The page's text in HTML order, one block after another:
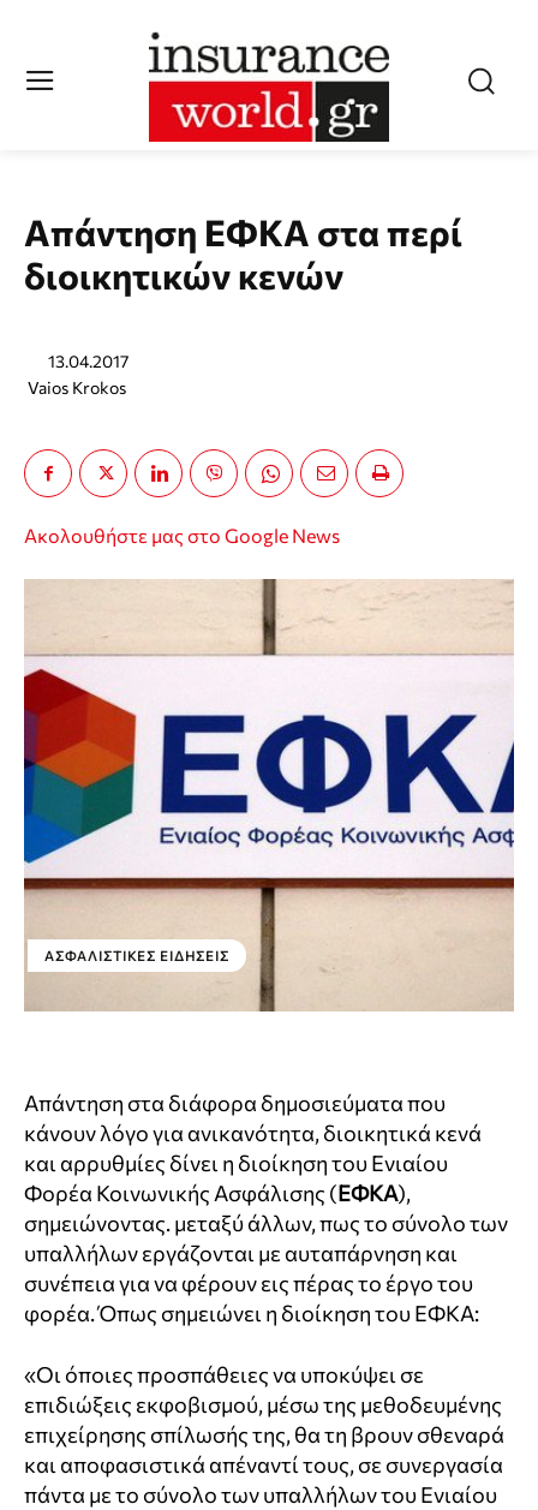
Απάντηση ΕΦΚΑ στα περί
διοικητικών κενών
13.04.2017
Vaios Krokos
Ακολουθήστε μας στο Google News
ΑΣΦΑΛΙΣΤΙΚΕΣ ΕΙΔΗΣΕΙΣ
Απάντηση στα διάφορα δημοσιεύματα που
κάνουν λόγο για ανικανότητα, διοικητικά κενά
και αρρυθμίες δίνει η διοίκηση του Ενιαίου
Φορέα Κοινωνικής Ασφάλισης (ΕΦΚΑ),
σημειώνοντας. μεταξύ άλλων, πως το σύνολο των
υπαλλήλων εργάζονται με αυταπάρνηση και
συνέπεια για να φέρουν εις πέρας το έργο του
φορέα. Όπως σημειώνει η διοίκηση του ΕΦΚΑ:
«Οι όποιες προσπάθειες να υποκύψει σε
επιδιώξεις εκφοβισμού, μέσω της μεθοδευμένης
επιχείρησης σπίλωσής της, θα τη βρουν σθεναρά
και αποφασιστικά απέναντί τους, σε συνεργασία
πάντα με το σύνολο των υπαλλήλων του Ενιαίου